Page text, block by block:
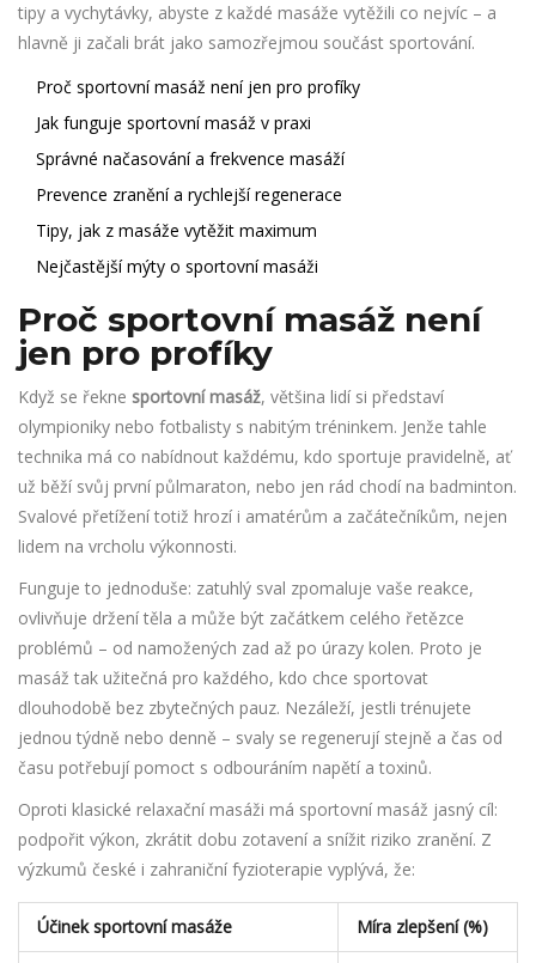
tipy a vychytávky, abyste z každé masáže vytěžili co nejvíc – a
hlavně ji začali brát jako samozřejmou součást sportování.
Proč sportovní masáž není jen pro profíky
Jak funguje sportovní masáž v praxi
Správné načasování a frekvence masáží
Prevence zranění a rychlejší regenerace
Tipy, jak z masáže vytěžit maximum
Nejčastější mýty o sportovní masáži
Proč sportovní masáž není
jen pro profíky
Když se řekne sportovní masáž, většina lidí si představí
olympioniky nebo fotbalisty s nabitým tréninkem. Jenže tahle
technika má co nabídnout každému, kdo sportuje pravidelně, ať
už běží svůj první půlmaraton, nebo jen rád chodí na badminton.
Svalové přetížení totiž hrozí i amatérům a začátečníkům, nejen
lidem na vrcholu výkonnosti.
Funguje to jednoduše: zatuhlý sval zpomaluje vaše reakce,
ovlivňuje držení těla a může být začátkem celého řetězce
problémů – od namožených zad až po úrazy kolen. Proto je
masáž tak užitečná pro každého, kdo chce sportovat
dlouhodobě bez zbytečných pauz. Nezáleží, jestli trénujete
jednou týdně nebo denně – svaly se regenerují stejně a čas od
času potřebují pomoct s odbouráním napětí a toxinů.
Oproti klasické relaxační masáži má sportovní masáž jasný cíl:
podpořit výkon, zkrátit dobu zotavení a snížit riziko zranění. Z
výzkumů české i zahraniční fyzioterapie vyplývá, že:
Účinek sportovní masáže Míra zlepšení (%)